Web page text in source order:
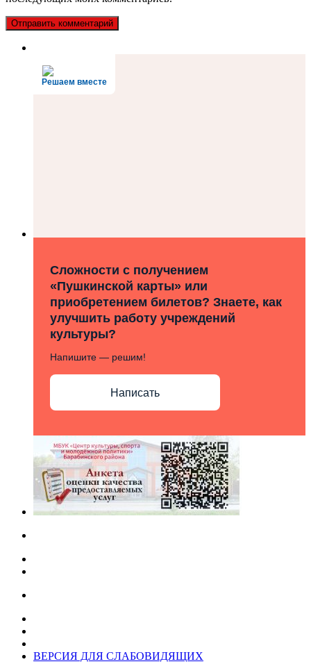
Решаем вместе
Сложности с получением
«Пушкинской карты» или
приобретением билетов? Знаете, как
улучшить работу учреждений
культуры?
Напишите — решим!
Написать
ВЕРСИЯ ДЛЯ СЛАБОВИДЯЩИХ